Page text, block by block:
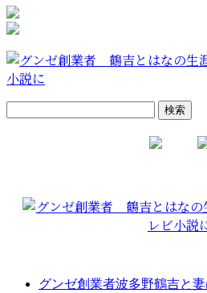
グンゼ創業者波多野鶴吉と